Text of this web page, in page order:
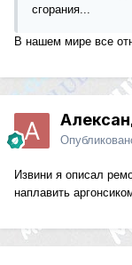
сгорания...
В нашем мире все
Извини я описал
наплавить